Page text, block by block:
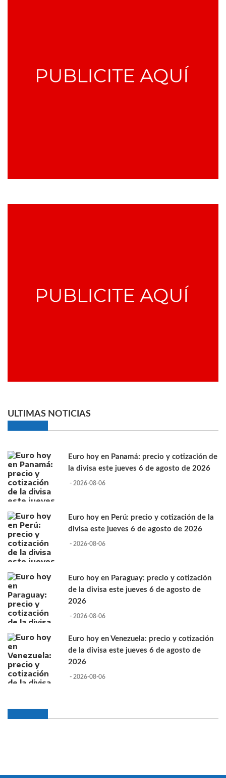
ULTIMAS NOTICIAS
Euro hoy en Panamá: precio y cotización de
la divisa este jueves 6 de agosto de 2026
- 2026-08-06
Euro hoy en Perú: precio y cotización de la
divisa este jueves 6 de agosto de 2026
- 2026-08-06
Euro hoy en Paraguay: precio y cotización
de la divisa este jueves 6 de agosto de
2026
- 2026-08-06
Euro hoy en Venezuela: precio y cotización
de la divisa este jueves 6 de agosto de
2026
- 2026-08-06